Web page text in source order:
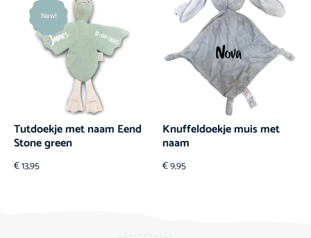
New!
Tutdoekje met naam Eend
Stone green
€13,95
Knuffeldoekje muis met
naam
€9,95